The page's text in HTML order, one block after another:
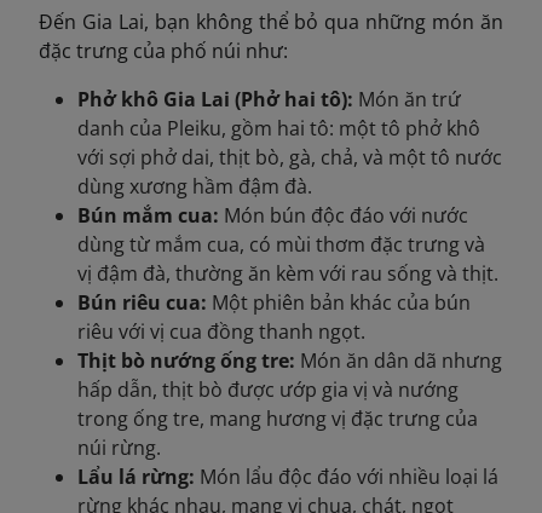
Đến Gia Lai, bạn không thể bỏ qua những món ăn
đặc trưng của phố núi như:
Phở khô Gia Lai (Phở hai tô): Món ăn trứ
danh của Pleiku, gồm hai tô: một tô phở khô
với sợi phở dai, thịt bò, gà, chả, và một tô nước
dùng xương hầm đậm đà.
Bún mắm cua: Món bún độc đáo với nước
dùng từ mắm cua, có mùi thơm đặc trưng và
vị đậm đà, thường ăn kèm với rau sống và thịt.
Bún riêu cua: Một phiên bản khác của bún
riêu với vị cua đồng thanh ngọt.
Thịt bò nướng ống tre: Món ăn dân dã nhưng
hấp dẫn, thịt bò được ướp gia vị và nướng
trong ống tre, mang hương vị đặc trưng của
núi rừng.
Lẩu lá rừng: Món lẩu độc đáo với nhiều loại lá
rừng khác nhau, mang vị chua, chát, ngọt